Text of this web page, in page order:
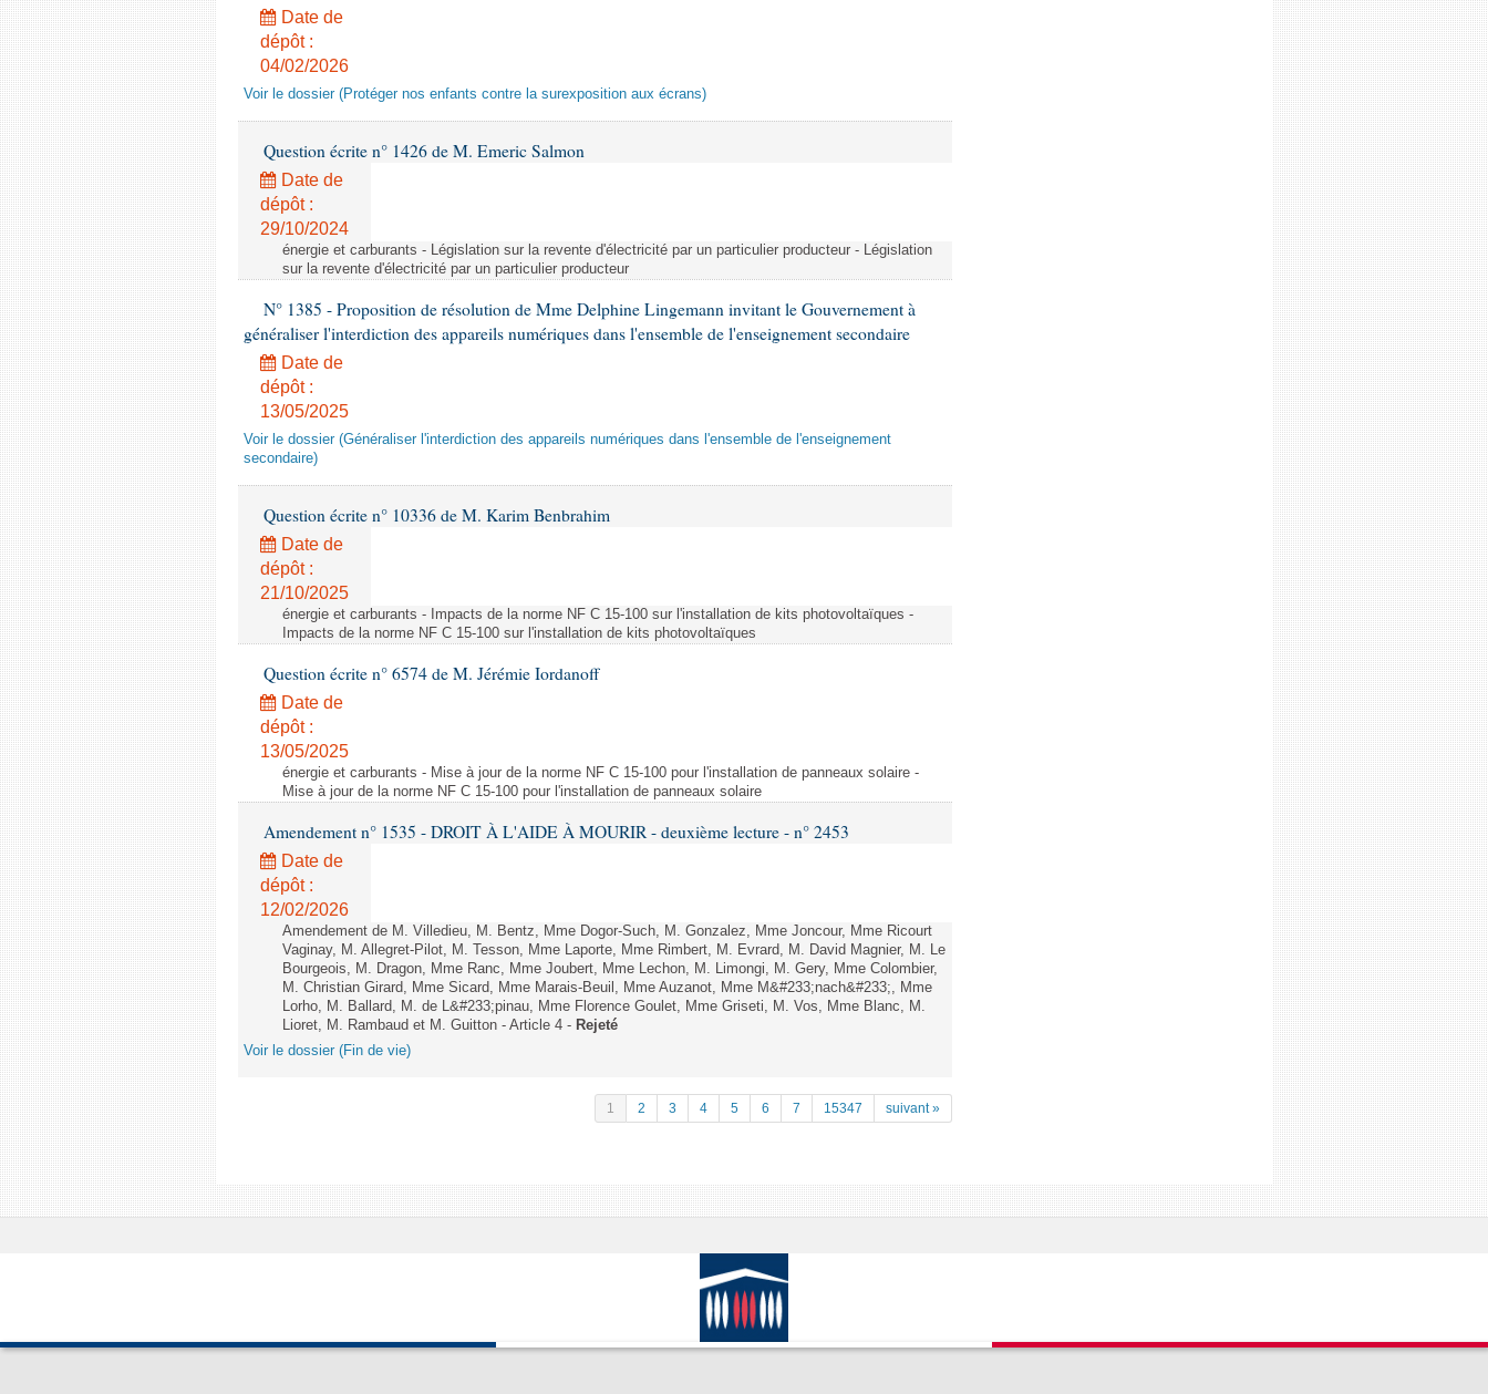
Date de
dépôt :
04/02/2026
Voir le dossier (Protéger nos enfants contre la surexposition aux écrans)
Question écrite n° 1426 de M. Emeric Salmon
Date de
dépôt :
29/10/2024
énergie et carburants - Législation sur la revente d'électricité par un particulier producteur - Législation
sur la revente d'électricité par un particulier producteur
N° 1385 - Proposition de résolution de Mme Delphine Lingemann invitant le Gouvernement à
généraliser l'interdiction des appareils numériques dans l'ensemble de l'enseignement secondaire
Date de
dépôt :
13/05/2025
Voir le dossier (Généraliser l'interdiction des appareils numériques dans l'ensemble de l'enseignement
secondaire)
Question écrite n° 10336 de M. Karim Benbrahim
Date de
dépôt :
21/10/2025
énergie et carburants - Impacts de la norme NF C 15-100 sur l'installation de kits photovoltaïques -
Impacts de la norme NF C 15-100 sur l'installation de kits photovoltaïques
Question écrite n° 6574 de M. Jérémie Iordanoff
Date de
dépôt :
13/05/2025
énergie et carburants - Mise à jour de la norme NF C 15-100 pour l'installation de panneaux solaire -
Mise à jour de la norme NF C 15-100 pour l'installation de panneaux solaire
Amendement n° 1535 - DROIT À L'AIDE À MOURIR - deuxième lecture - n° 2453
Date de
dépôt :
12/02/2026
Amendement de M. Villedieu, M. Bentz, Mme Dogor-Such, M. Gonzalez, Mme Joncour, Mme Ricourt
Vaginay, M. Allegret-Pilot, M. Tesson, Mme Laporte, Mme Rimbert, M. Evrard, M. David Magnier, M. Le
Bourgeois, M. Dragon, Mme Ranc, Mme Joubert, Mme Lechon, M. Limongi, M. Gery, Mme Colombier,
M. Christian Girard, Mme Sicard, Mme Marais-Beuil, Mme Auzanot, Mme M&#233;nach&#233;, Mme
Lorho, M. Ballard, M. de L&#233;pinau, Mme Florence Goulet, Mme Griseti, M. Vos, Mme Blanc, M.
Lioret, M. Rambaud et M. Guitton - Article 4 - Rejeté
Voir le dossier (Fin de vie)
1 2 3 4 5 6 7 15347 suivant »